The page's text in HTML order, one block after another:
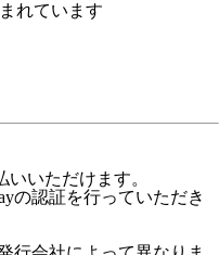
れています
いいただけます。
の認証を行っていただき